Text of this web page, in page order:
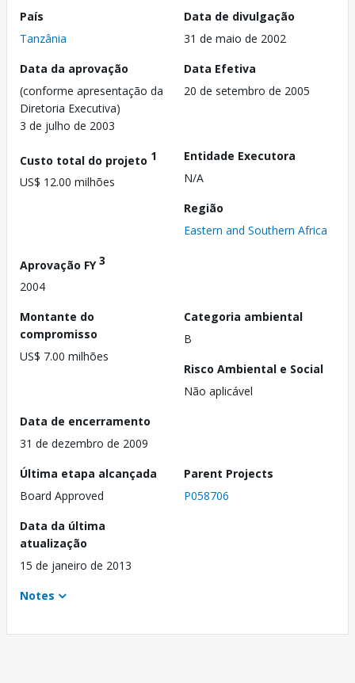
País
Tanzânia
Data de divulgação
31 de maio de 2002
Data da aprovação
(conforme apresentação da
Diretoria Executiva)
3 de julho de 2003
Data Efetiva
20 de setembro de 2005
Custo total do projeto 1
US$ 12.00 milhões
Entidade Executora
N/A
Região
Eastern and Southern Africa
Aprovação FY3
2004
Montante do
compromisso
US$ 7.00 milhões
Categoria ambiental
B
Risco Ambiental e Social
Não aplicável
Data de encerramento
31 de dezembro de 2009
Última etapa alcançada
Board Approved
Parent Projects
P058706
Data da última
atualização
15 de janeiro de 2013
Notes